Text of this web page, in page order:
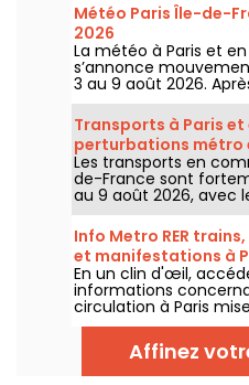
Météo Paris Île-de-
2026
La météo à Paris et
s’annonce
3 au 9 août 2026.
marqué par un risque
températures vont
avant le retour d’un
ensoleillé pour le
Transports à Paris
perturbations métro
2026
Les transports en
de-France sont
au 9 août 2026, avec
d'été qui impactent
certaines lignes, selon
Info Metro RER
et manifestations à
août 2026
En un clin d'œil,
informations
circulation à Paris
réel. Metro RER et
travaux, circulation,
manifestations, on
informations
Affinez